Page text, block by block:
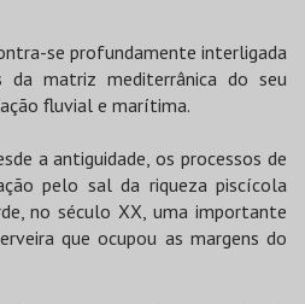
se profundamente interligada
da matriz mediterrânica do seu
fluvial e marítima.
a antiguidade, os processos de
pelo sal da riqueza piscícola
no século XX, uma importante
que ocupou as margens do